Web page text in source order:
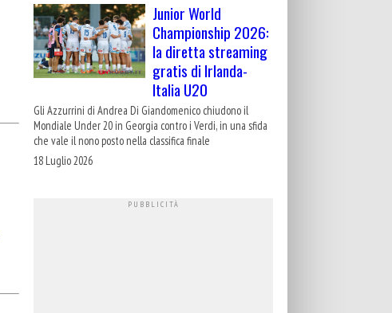
Junior World
Championship 2026:
la diretta streaming
gratis di Irlanda-
Italia U20
Gli Azzurrini di Andrea Di Giandomenico chiudono il
Mondiale Under 20 in Georgia contro i Verdi, in una sfida
che vale il nono posto nella classifica finale
18 Luglio 2026